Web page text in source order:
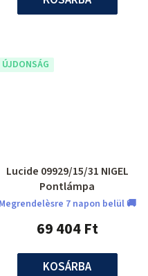
ÚJDONSÁG
Lucide 09929/15/31 NIGEL
Pontlámpa
Megrendelèsre 7 napon belül 🚚
69 404 Ft
KOSÁRBA